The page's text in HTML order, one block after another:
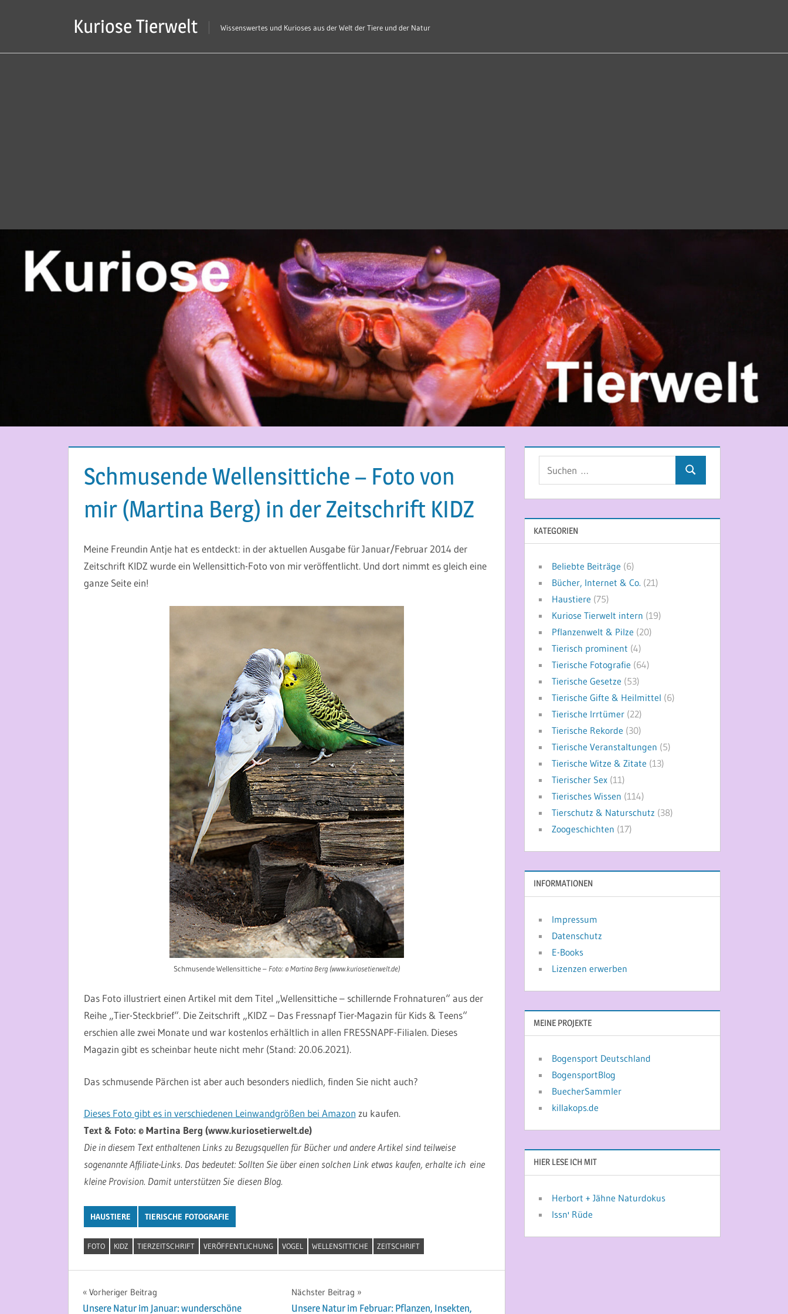
Kuriose Tierwelt Wissenswertes und Kurioses aus der Welt der Tiere und der Natur
Schmusende Wellensittiche – Foto von
mir (Martina Berg) in der Zeitschrift KIDZ
Meine Freundin Antje hat es entdeckt: in der aktuellen Ausgabe für Januar/Februar 2014 der
Zeitschrift KIDZ wurde ein Wellensittich-Foto von mir veröffentlicht. Und dort nimmt es gleich eine
ganze Seite ein!
Schmusende Wellensittiche – Foto: © Martina Berg (www.kuriosetierwelt.de)
Das Foto illustriert einen Artikel mit dem Titel „Wellensittiche – schillernde Frohnaturen“ aus der
Reihe „Tier-Steckbrief“. Die Zeitschrift „KIDZ – Das Fressnapf Tier-Magazin für Kids & Teens“
erschien alle zwei Monate und war kostenlos erhältlich in allen FRESSNAPF-Filialen. Dieses
Magazin gibt es scheinbar heute nicht mehr (Stand: 20.06.2021).
Das schmusende Pärchen ist aber auch besonders niedlich, finden Sie nicht auch?
Dieses Foto gibt es in verschiedenen Leinwandgrößen bei Amazon zu kaufen.
Text & Foto: © Martina Berg (www.kuriosetierwelt.de)
Die in diesem Text enthaltenen Links zu Bezugsquellen für Bücher und andere Artikel sind teilweise
sogenannte Affiliate-Links. Das bedeutet: Sollten Sie über einen solchen Link etwas kaufen, erhalte ich eine
kleine Provision. Damit unterstützen Sie diesen Blog.
HAUSTIERE TIERISCHE FOTOGRAFIE
FOTO KIDZ TIERZEITSCHRIFT VERÖFFENTLICHUNG VOGEL WELLENSITTICHE ZEITSCHRIFT
Beitragsnavigation
Vorheriger Beitrag
Unsere Natur im Januar: wunderschöne
Nächster Beitrag
Unsere Natur im Februar: Pflanzen, Insekten,
Suchen
KATEGORIEN
Beliebte Beiträge (6)
Bücher, Internet & Co. (21)
Haustiere (75)
Kuriose Tierwelt intern (19)
Pflanzenwelt & Pilze (20)
Tierisch prominent (4)
Tierische Fotografie (64)
Tierische Gesetze (53)
Tierische Gifte & Heilmittel (6)
Tierische Irrtümer (22)
Tierische Rekorde (30)
Tierische Veranstaltungen (5)
Tierische Witze & Zitate (13)
Tierischer Sex (11)
Tierisches Wissen (114)
Tierschutz & Naturschutz (38)
Zoogeschichten (17)
INFORMATIONEN
Impressum
Datenschutz
E-Books
Lizenzen erwerben
MEINE PROJEKTE
Bogensport Deutschland
BogensportBlog
BuecherSammler
killakops.de
HIER LESE ICH MIT
Herbort + Jähne Naturdokus
Issn' Rüde